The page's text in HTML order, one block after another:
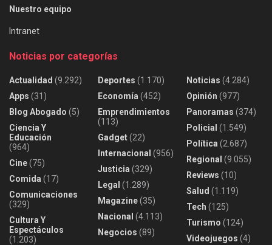
Nuestro equipo
Intranet
Noticias por categorías
Actualidad (9.292)
Apps (31)
Blog Abogado (5)
Ciencia Y
Educación
(964)
Cine(75)
Comida (17)
Comunicaciones
(329)
Cultura Y
Espectáculos
(1.203)
Deportes (1.170)
Economía (452)
Emprendimientos
(113)
Gadget(22)
Internacional (956)
Justicia (329)
Legal (1.289)
Magazine(35)
Nacional (4.113)
Negocios (89)
Noticias (4.284)
Opinión (977)
Panoramas (374)
Policial (1.549)
Política (2.687)
Regional (9.055)
Reviews (10)
Salud (1.119)
Tech (125)
Turismo (124)
Videojuegos (4)